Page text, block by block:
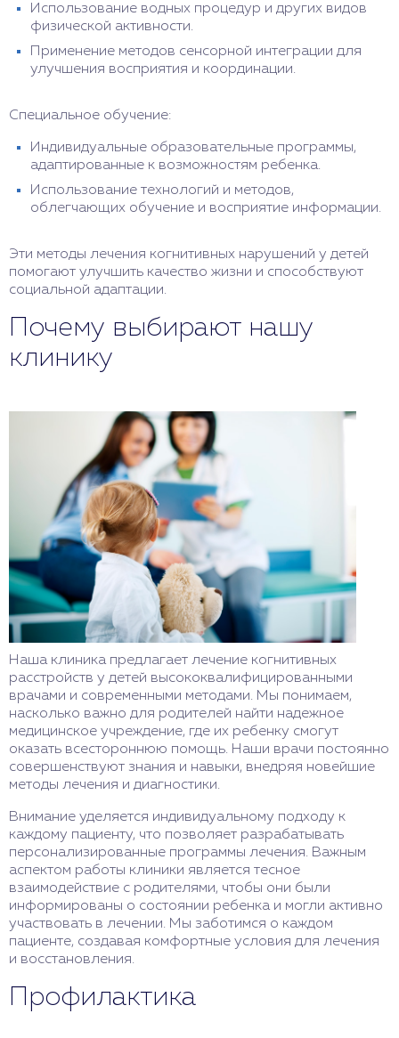
Использование водных процедур и других видов
физической активности.
Применение методов сенсорной интеграции для
улучшения восприятия и координации.
Специальное обучение:
Индивидуальные образовательные программы,
адаптированные к возможностям ребенка.
Использование технологий и методов,
облегчающих обучение и восприятие информации.
Эти методы лечения когнитивных нарушений у детей
помогают улучшить качество жизни и способствуют
социальной адаптации.
Почему выбирают нашу
клинику
Наша клиника предлагает лечение когнитивных
расстройств у детей высококвалифицированными
врачами и современными методами. Мы понимаем,
насколько важно для родителей найти надежное
медицинское учреждение, где их ребенку смогут
оказать всестороннюю помощь. Наши врачи постоянно
совершенствуют знания и навыки, внедряя новейшие
методы лечения и диагностики.
Внимание уделяется индивидуальному подходу к
каждому пациенту, что позволяет разрабатывать
персонализированные программы лечения. Важным
аспектом работы клиники является тесное
взаимодействие с родителями, чтобы они были
информированы о состоянии ребенка и могли активно
участвовать в лечении. Мы заботимся о каждом
пациенте, создавая комфортные условия для лечения
и восстановления.
Профилактика